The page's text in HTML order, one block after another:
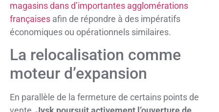
magasins dans d’importantes agglomérations
françaises afin de répondre à des impératifs
économiques ou opérationnels similaires.
La relocalisation comme
moteur d’expansion
En parallèle de la fermeture de certains points de